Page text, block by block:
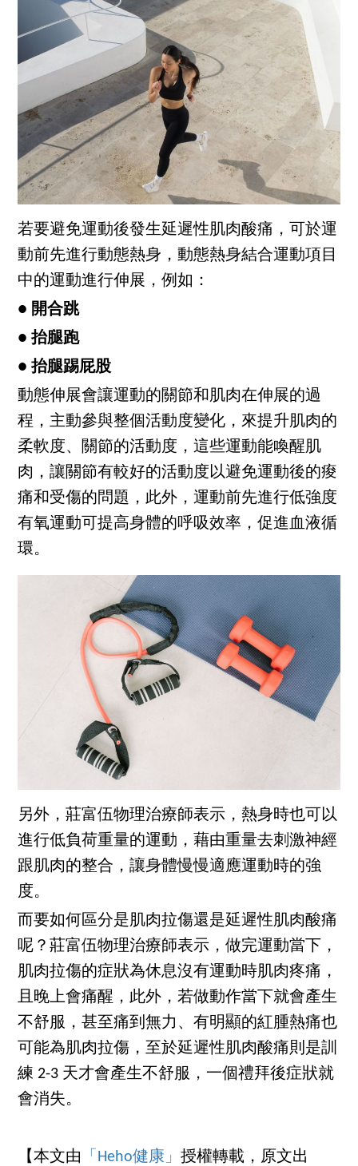
若要避免運動後發生延遲性肌肉酸痛，可於運
動前先進行動態熱身，動態熱身結合運動項目
中的運動進行伸展，例如：
● 開合跳
● 抬腿跑
● 抬腿踢屁股
動態伸展會讓運動的關節和肌肉在伸展的過
程，主動參與整個活動度變化，來提升肌肉的
柔軟度、關節的活動度，這些運動能喚醒肌
肉，讓關節有較好的活動度以避免運動後的痠
痛和受傷的問題，此外，運動前先進行低強度
有氧運動可提高身體的呼吸效率，促進血液循
環。
另外，莊富伍物理治療師表示，熱身時也可以
進行低負荷重量的運動，藉由重量去刺激神經
跟肌肉的整合，讓身體慢慢適應運動時的強
度。
而要如何區分是肌肉拉傷還是延遲性肌肉酸痛
呢？莊富伍物理治療師表示，做完運動當下，
肌肉拉傷的症狀為休息沒有運動時肌肉疼痛，
且晚上會痛醒，此外，若做動作當下就會產生
不舒服，甚至痛到無力、有明顯的紅腫熱痛也
可能為肌肉拉傷，至於延遲性肌肉酸痛則是訓
練 2-3 天才會產生不舒服，一個禮拜後症狀就
會消失。
【本文由 「Heho健康」授權轉載，原文出